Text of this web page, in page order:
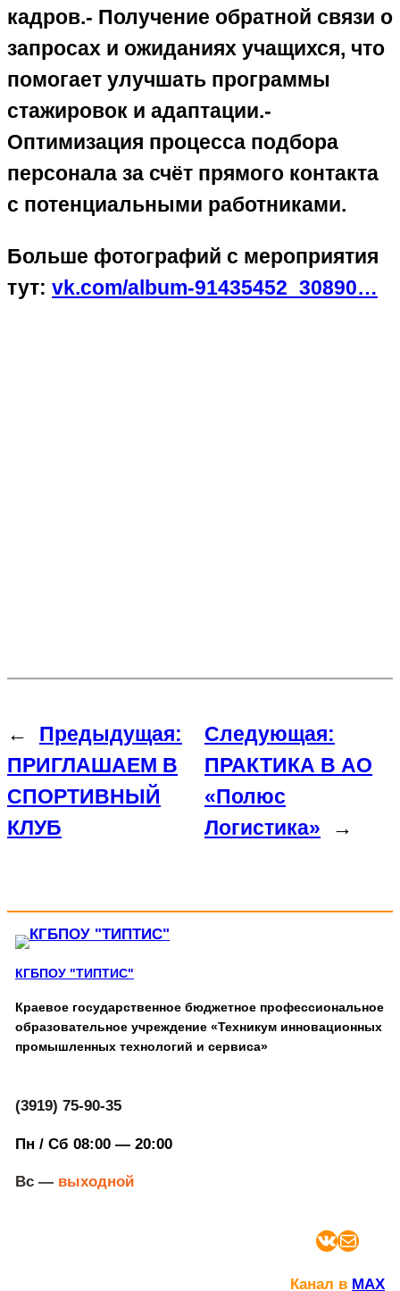
кадров.- Получение обратной связи о
запросах и ожиданиях учащихся, что
помогает улучшать программы
стажировок и адаптации.-
Оптимизация процесса подбора
персонала за счёт прямого контакта
с потенциальными работниками.
Больше фотографий с мероприятия
тут: vk.com/album-91435452_30890…
←
Предыдущая:
ПРИГЛАШАЕМ В
СПОРТИВНЫЙ
КЛУБ
Следующая:
ПРАКТИКА В АО
«Полюс
Логистика»
→
КГБПОУ "ТИПТИС"
Краевое государственное бюджетное профессиональное
образовательное учреждение «Техникум инновационных
промышленных технологий и сервиса»
(3919) 75-90-35
Пн / Сб 08:00 — 20:00
Вс —выходной
ВКонтакте Почта
Канал в MAX